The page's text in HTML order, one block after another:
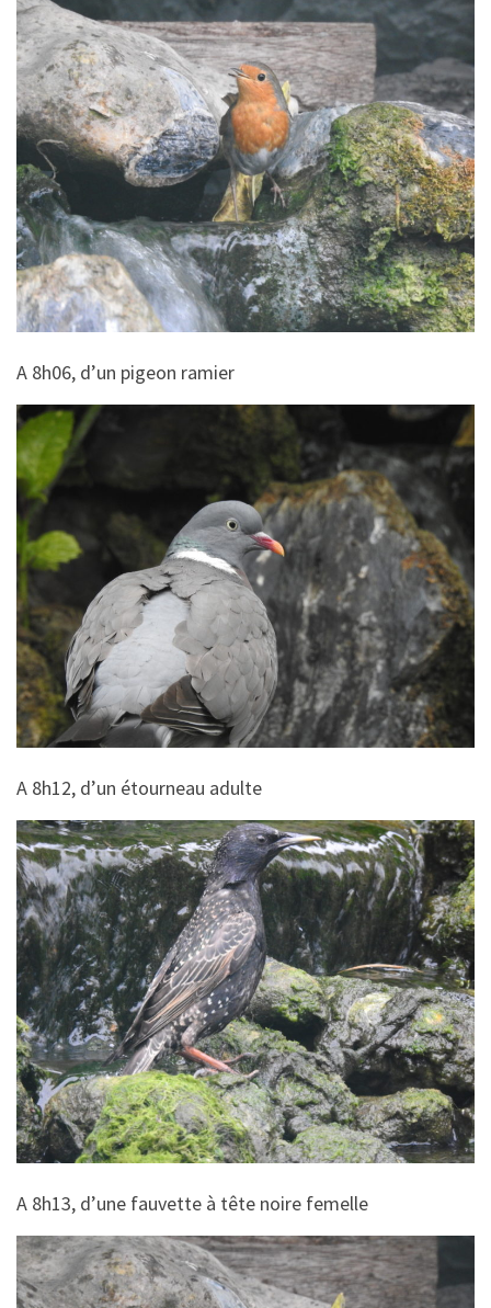
A 8h06, d’un pigeon ramier
A 8h12, d’un étourneau adulte
A 8h13, d’une fauvette à tête noire femelle